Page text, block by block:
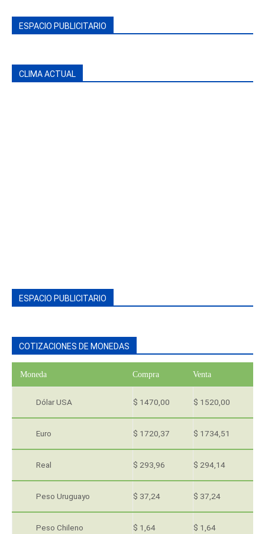
ESPACIO PUBLICITARIO
CLIMA ACTUAL
ESPACIO PUBLICITARIO
COTIZACIONES DE MONEDAS
Moneda Compra Venta
Dólar USA $ 1470,00 $ 1520,00
Euro $ 1720,37 $ 1734,51
Real $ 293,96 $ 294,14
Peso Uruguayo $ 37,24 $ 37,24
Peso Chileno $ 1,64 $ 1,64